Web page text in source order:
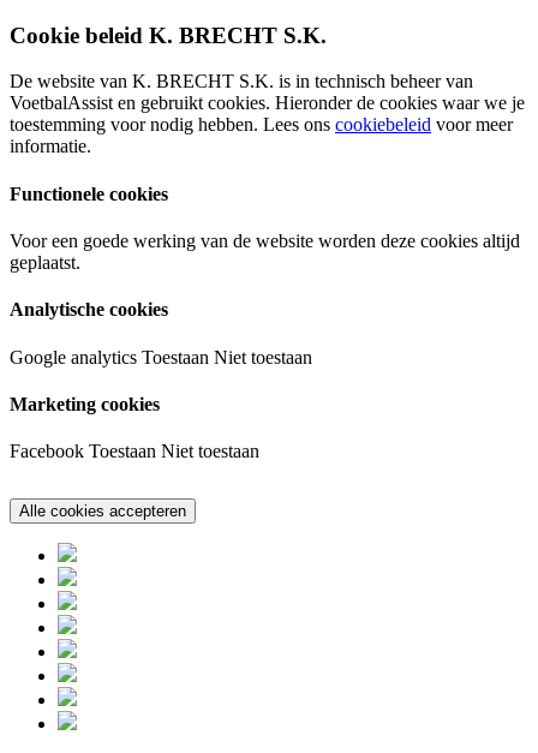
Cookie beleid K. BRECHT S.K.
De website van K. BRECHT S.K. is in technisch beheer van
VoetbalAssist en gebruikt cookies. Hieronder de cookies waar we je
toestemming voor nodig hebben. Lees ons cookiebeleid voor meer
informatie.
Functionele cookies
Voor een goede werking van de website worden deze cookies altijd
geplaatst.
Analytische cookies
Google analytics Toestaan Niet toestaan
Marketing cookies
Facebook Toestaan Niet toestaan